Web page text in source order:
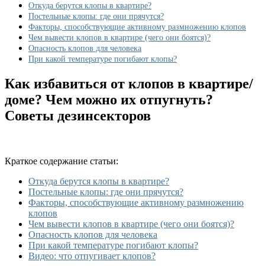
Откуда берутся клопы в квартире?
Постельные клопы: где они прячутся?
Факторы, способствующие активному размножению клопов
Чем вывести клопов в квартире (чего они боятся)?
Опасность клопов для человека
При какой температуре погибают клопы?
Как избавиться от клопов в квартире/
доме? Чем можно их отпугнуть?
Советы дезинсекторов
Краткое содержание статьи:
Откуда берутся клопы в квартире?
Постельные клопы: где они прячутся?
Факторы, способствующие активному размножению
клопов
Чем вывести клопов в квартире (чего они боятся)?
Опасность клопов для человека
При какой температуре погибают клопы?
Видео: что отпугивает клопов?